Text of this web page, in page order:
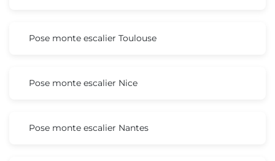
Pose monte escalier Toulouse
Pose monte escalier Nice
Pose monte escalier Nantes